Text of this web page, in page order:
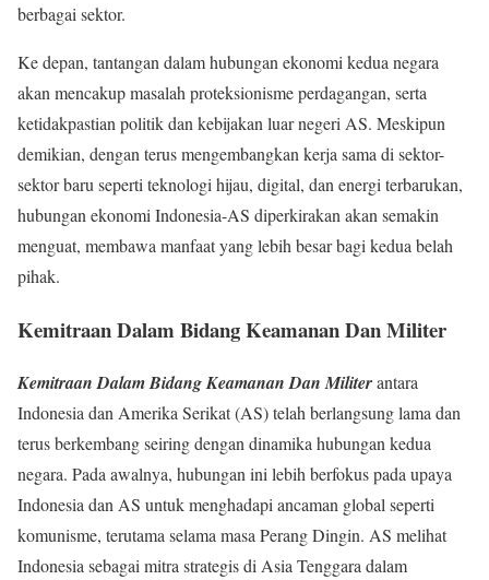
berbagai sektor.
Ke depan, tantangan dalam hubungan ekonomi kedua negara
akan mencakup masalah proteksionisme perdagangan, serta
ketidakpastian politik dan kebijakan luar negeri AS. Meskipun
demikian, dengan terus mengembangkan kerja sama di sektor-
sektor baru seperti teknologi hijau, digital, dan energi terbarukan,
hubungan ekonomi Indonesia-AS diperkirakan akan semakin
menguat, membawa manfaat yang lebih besar bagi kedua belah
pihak.
Kemitraan Dalam Bidang Keamanan Dan Militer
Kemitraan Dalam Bidang Keamanan Dan Militerantara
Indonesia dan Amerika Serikat (AS) telah berlangsung lama dan
terus berkembang seiring dengan dinamika hubungan kedua
negara. Pada awalnya, hubungan ini lebih berfokus pada upaya
Indonesia dan AS untuk menghadapi ancaman global seperti
komunisme, terutama selama masa Perang Dingin. AS melihat
Indonesia sebagai mitra strategis di Asia Tenggara dalam